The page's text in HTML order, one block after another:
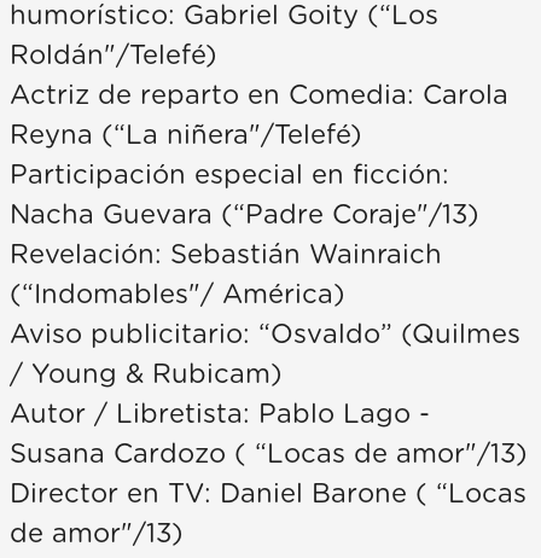
humorístico: Gabriel Goity (“Los
Roldán"/Telefé)
Actriz de reparto en Comedia: Carola
Reyna (“La niñera"/Telefé)
Participación especial en ficción:
Nacha Guevara (“Padre Coraje"/13)
Revelación: Sebastián Wainraich
(“Indomables"/ América)
Aviso publicitario: “Osvaldo” (Quilmes
/ Young & Rubicam)
Autor / Libretista: Pablo Lago -
Susana Cardozo ( “Locas de amor"/13)
Director en TV: Daniel Barone ( “Locas
de amor"/13)